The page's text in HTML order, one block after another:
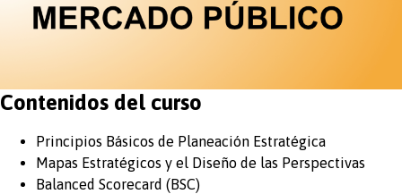
Contenidos del curso
Principios Básicos de Planeación Estratégica
Mapas Estratégicos y el Diseño de las Perspectivas
Balanced Scorecard (BSC)